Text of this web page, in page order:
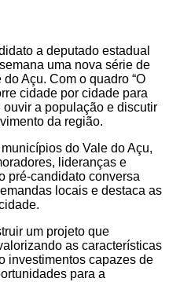
a deputado estadual
uma nova série de
Açu. Com o quadro “O
cidade por cidade para
a população e discutir
da região.
do Vale do Açu,
lideranças e
pré-candidato conversa
locais e destaca as
um projeto que
as características
investimentos capazes de
para a